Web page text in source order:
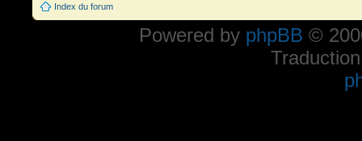
Index du forum
Powered by phpBB ©